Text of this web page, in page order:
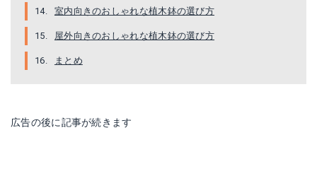
室内向きのおしゃれな植木鉢の選び方
屋外向きのおしゃれな植木鉢の選び方
まとめ
広告の後に記事が続きます